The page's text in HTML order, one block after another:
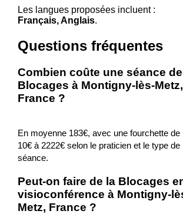
Les langues proposées incluent :
Français, Anglais.
Questions fréquentes
Combien coûte une séance de
Blocages à Montigny-lès-Metz,
France ?
En moyenne 183€, avec une fourchette de
10€ à 2222€ selon le praticien et le type de
séance.
Peut-on faire de la Blocages
visioconférence à Montigny-
Metz, France ?